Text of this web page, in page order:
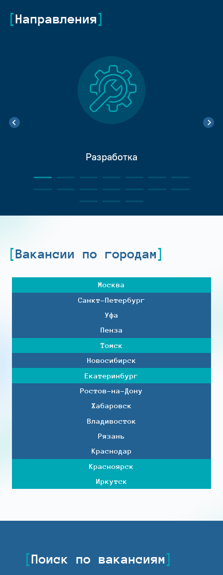
Направления
Разработка
Вакансии по городам
Москва
Санкт-Петербург
Уфа
Пенза
Томск
Новосибирск
Екатеринбург
Ростов-на-Дону
Хабаровск
Владивосток
Рязань
Краснодар
Красноярск
Иркутск
Поиск по вакансиям